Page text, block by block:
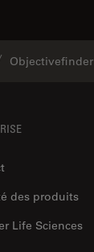
Objectivefinder
des produits
Life Sciences